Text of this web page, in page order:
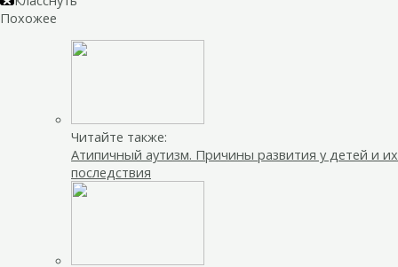
Похожее
Читайте также:
Атипичный аутизм. Причины развития у детей и их
последствия